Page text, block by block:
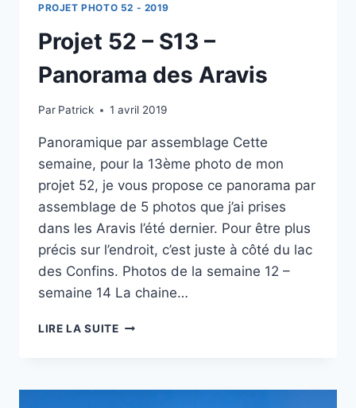
PROJET PHOTO 52 - 2019
Projet 52 – S13 –
Panorama des Aravis
Par Patrick 1 avril 2019
Panoramique par assemblage Cette
semaine, pour la 13ème photo de mon
projet 52, je vous propose ce panorama par
assemblage de 5 photos que j’ai prises
dans les Aravis l’été dernier. Pour être plus
précis sur l’endroit, c’est juste à côté du lac
des Confins. Photos de la semaine 12 –
semaine 14 La chaine…
LIRE LA SUITEPROJET
–